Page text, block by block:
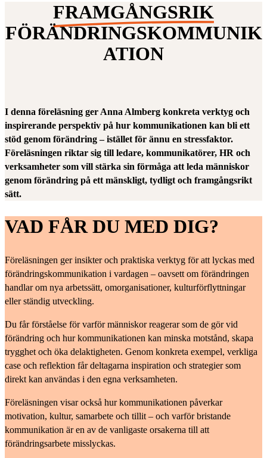
FRAMGÅNGSRIK
FÖRÄNDRINGSKOMMUNIK
ATION
I denna föreläsning ger Anna Almberg konkreta verktyg och
inspirerande perspektiv på hur kommunikationen kan bli ett
stöd genom förändring – istället för ännu en stressfaktor.
Föreläsningen riktar sig till ledare, kommunikatörer, HR och
verksamheter som vill stärka sin förmåga att leda människor
genom förändring på ett mänskligt, tydligt och framgångsrikt
sätt.
VAD FÅR DU MED DIG?
Föreläsningen ger insikter och praktiska verktyg för att lyckas med
förändringskommunikation i vardagen – oavsett om förändringen
handlar om nya arbetssätt, omorganisationer, kulturförflyttningar
eller ständig utveckling.
Du får förståelse för varför människor reagerar som de gör vid
förändring och hur kommunikationen kan minska motstånd, skapa
trygghet och öka delaktigheten. Genom konkreta exempel, verkliga
case och reflektion får deltagarna inspiration och strategier som
direkt kan användas i den egna verksamheten.
Föreläsningen visar också hur kommunikationen påverkar
motivation, kultur, samarbete och tillit – och varför bristande
kommunikation är en av de vanligaste orsakerna till att
förändringsarbete misslyckas.